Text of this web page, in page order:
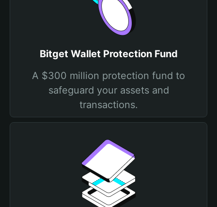
Bitget Wallet Protection Fund
A $300 million protection fund to
safeguard your assets and
transactions.